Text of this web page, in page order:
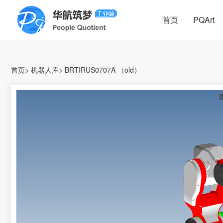
首页 PQArt
首页> 机器人库> BRTIRUS0707A （old）